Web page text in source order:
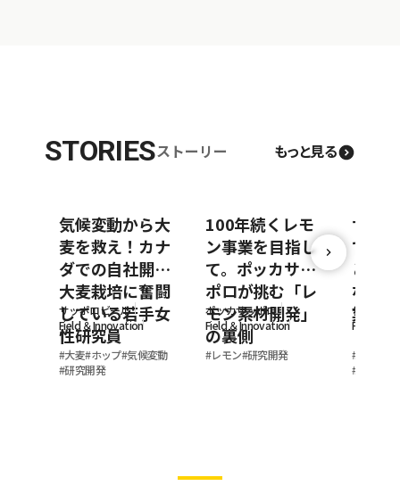
STORIESストーリー もっと見る
気候変動から大
麦を救え！カナ
ダでの自社開発
大麦栽培に奮闘
している若手女
性研究員
サッポロビール
Field ＆Innovation
#大麦#ホップ#気候変動
#研究開発
100年続くレモ
ン事業を目指し
て。ポッカサッ
ポロが挑む「レ
モン素材開発」
の裏側
ポッカサッポロ
Field ＆Innovation
#レモン#研究開発
サッ
でき
と外
なぐ
業
サッポロ
Field ＆
#
#